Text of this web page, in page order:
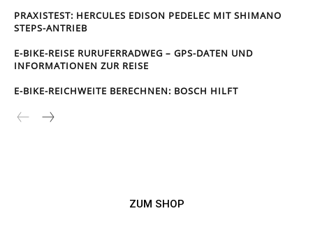
PRAXISTEST: HERCULES EDISON PEDELEC MIT SHIMANO
STEPS-ANTRIEB
E-BIKE-REISE RUR­UFER­RAD­WEG – GPS-DATEN UND
INFORMATIONEN ZUR REISE
E-BIKE-REICHWEITE BERECHNEN: BOSCH HILFT
ZUM SHOP